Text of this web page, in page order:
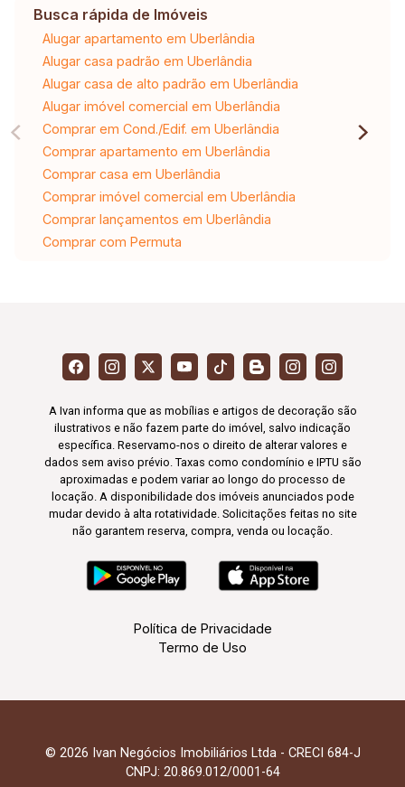
Busca rápida de Imóveis
Alugar apartamento em Uberlândia
Alugar casa padrão em Uberlândia
Alugar casa de alto padrão em Uberlândia
Alugar imóvel comercial em Uberlândia
Comprar em Cond./Edif. em Uberlândia
Comprar apartamento em Uberlândia
Comprar casa em Uberlândia
Comprar imóvel comercial em Uberlândia
Comprar lançamentos em Uberlândia
Comprar com Permuta
A Ivan informa que as mobílias e artigos de decoração são
ilustrativos e não fazem parte do imóvel, salvo indicação
específica. Reservamo-nos o direito de alterar valores e
dados sem aviso prévio. Taxas como condomínio e IPTU são
aproximadas e podem variar ao longo do processo de
locação. A disponibilidade dos imóveis anunciados pode
mudar devido à alta rotatividade. Solicitações feitas no site
não garantem reserva, compra, venda ou locação.
Política de Privacidade
Termo de Uso
© 2026 Ivan Negócios Imobiliários Ltda - CRECI 684-J
CNPJ: 20.869.012/0001-64